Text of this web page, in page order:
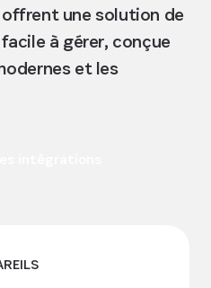
une solution de
à gérer, conçue
et les